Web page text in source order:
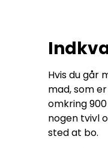
Hvis du går
mad, som
omkring
nogen tvivl
sted at bo.